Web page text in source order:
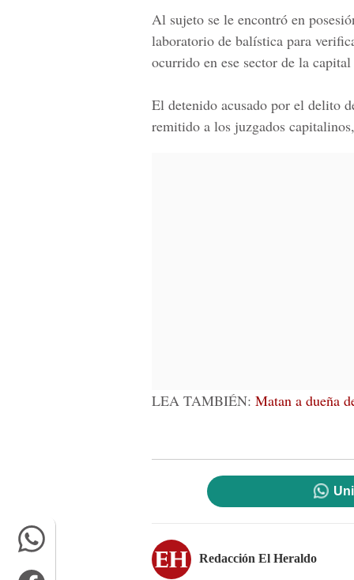
Al sujeto se le encontró en
laboratorio de balística para
ocurrido en ese sector de la
El detenido acusado por el delito
remitido a los juzgados
LEA TAMBIÉN: Matan a dueña
Redacción El Heraldo